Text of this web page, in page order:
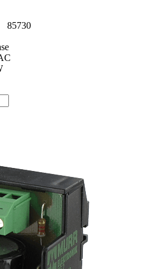
85730